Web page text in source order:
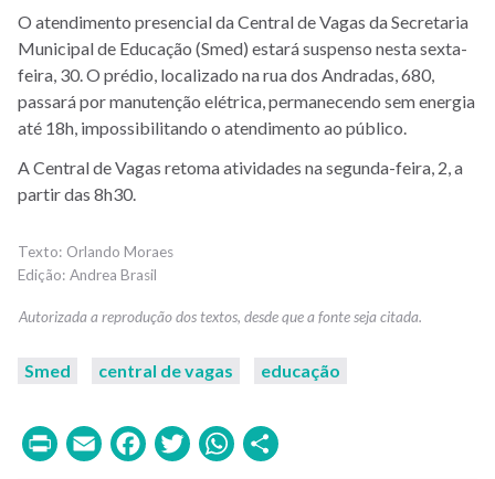
O atendimento presencial da Central de Vagas da Secretaria
Municipal de Educação (Smed) estará suspenso nesta sexta-
feira, 30. O prédio, localizado na rua dos Andradas, 680,
passará por manutenção elétrica, permanecendo sem energia
até 18h, impossibilitando o atendimento ao público.
A Central de Vagas retoma atividades na segunda-feira, 2, a
partir das 8h30.
Orlando Moraes
Andrea Brasil
Smed central de vagas educação
PrintEmailFacebook
TwitterWhatsApp